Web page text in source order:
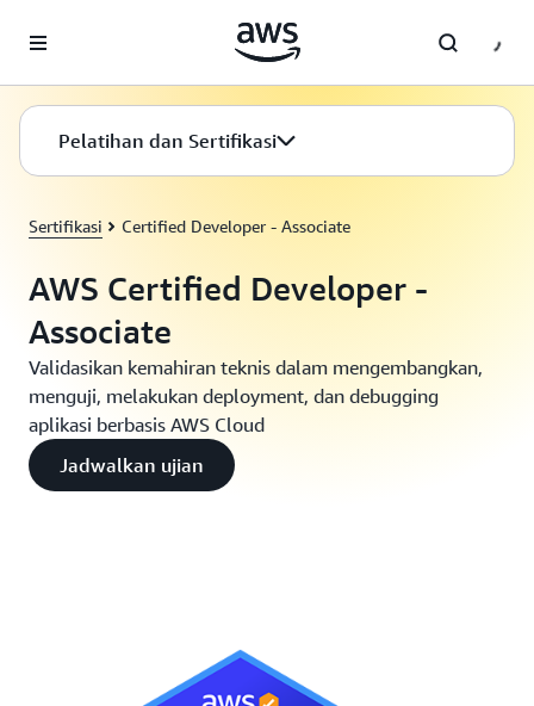
Pelatihan dan Sertifikasi
Sertifikasi Certified Developer - Associate
AWS Certified Developer -
Associate
Validasikan kemahiran teknis dalam mengembangkan,
menguji, melakukan deployment, dan debugging
aplikasi berbasis AWS Cloud
Jadwalkan ujian